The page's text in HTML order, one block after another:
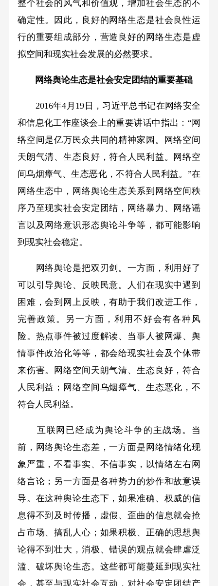
整个社会的风气和价值观，增加社会生态的不
确定性。因此，良好的网络生态是社会良性运
行的重要组成部分，营造良好的网络生态是虚
拟空间和现实社会发展的必然要求。
网络舆论生态是社会安定团结的重要基础
2016年4月19日，习近平总书记在网络安全
和信息化工作座谈会上的重要讲话中指出：“网
络空间是亿万民众共同的精神家园。网络空间
天朗气清、生态良好，符合人民利益。网络空
间乌烟瘴气、生态恶化，不符合人民利益。”在
网络生态中，网络舆论生态关系到网络空间秩
序乃至现实社会安定团结，网络暴力、网络谣
言以及网络意识形态舆论斗争等，都可能影响
到现实社会稳定。
网络舆论是把双刃剑。一方面，利用好了
可以引导舆论、反映民意。人们在现实中遇到
困难，会到网上反映，有助于我们改进工作，
完善政策。另一方面，利用不好会有各种风
险。热点事件被过度解读、当事人被网爆、舆
情事件政治化等等，都会给现实社会及个体带
来伤害。网络空间天朗气清、生态良好，符合
人民利益；网络空间乌烟瘴气、生态恶化，不
符合人民利益。
互联网已经成为舆论斗争的主战场。当
前，网络舆论生态差，一方面是网络情绪化现
象严重，不看事实、不信事实，以情绪左右网
络言论；另一方面是各种势力的炒作和故意误
导。在这种舆论生态下，如果准确、权威的信
息得不到及时传播，虚假、歪曲的信息就会抢
占市场、搞乱人心；如果积极、正确的思想舆
论得不到壮大，消极、错误的观点就会肆虐泛
滥、破坏舆论生态。这些都可能蔓延到现实社
会，甚至与现实社会互动，对社会安定团结产